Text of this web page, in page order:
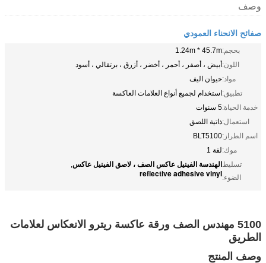
وصف
صفائح الانحناء العمودي
بحجم:1.24m * 45.7m
اللون:أبيض ، أصفر ، أحمر ، أخضر ، أزرق ، برتقالي ، أسود
مواد:حيوان اليف
تطبيق:استخدام لجميع أنواع العلامات العاكسة
خدمة الحياة:5 سنوات
استعمال:ذاتية اللصق
اسم الطراز:BLT5100
موك:لفة 1
تسليط
الضوء:
الهندسة الفينيل عاكس الصف ، لاصق الفينيل عاكس,
reflective adhesive vinyl
5100 مهندس الصف ورقة عاكسة ريترو الانعكاس لعلامات
الطريق
وصف المنتج